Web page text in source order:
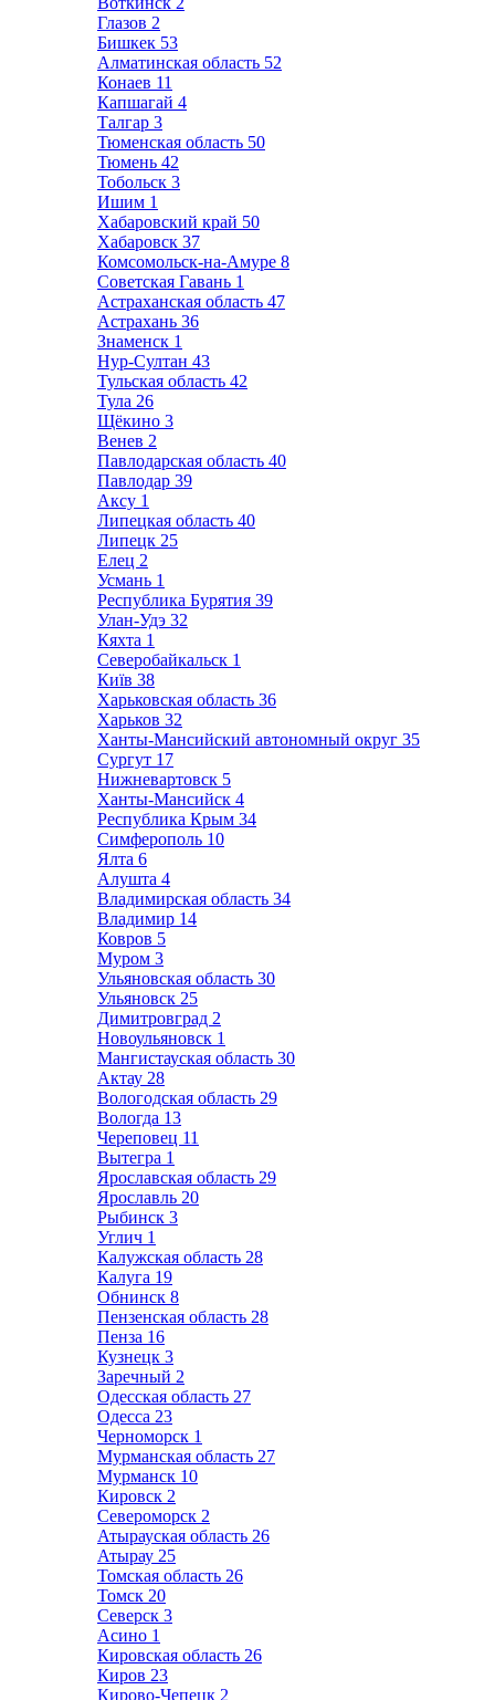
Глазов 2
Бишкек 53
Алматинская область 52
Конаев 11
Капшагай 4
Талгар 3
Тюменская область 50
Тюмень 42
Тобольск 3
Ишим 1
Хабаровский край 50
Хабаровск 37
Комсомольск-на-Амуре 8
Советская Гавань 1
Астраханская область 47
Астрахань 36
Знаменск 1
Нур-Султан 43
Тульская область 42
Тула 26
Щёкино 3
Венев 2
Павлодарская область 40
Павлодар 39
Аксу 1
Липецкая область 40
Липецк 25
Елец 2
Усмань 1
Республика Бурятия 39
Улан-Удэ 32
Кяхта 1
Северобайкальск 1
Київ 38
Харьковская область 36
Харьков 32
Ханты-Мансийский автономный округ 35
Сургут 17
Нижневартовск 5
Ханты-Мансийск 4
Республика Крым 34
Симферополь 10
Ялта 6
Алушта 4
Владимирская область 34
Владимир 14
Ковров 5
Муром 3
Ульяновская область 30
Ульяновск 25
Димитровград 2
Новоульяновск 1
Мангистауская область 30
Актау 28
Вологодская область 29
Вологда 13
Череповец 11
Вытегра 1
Ярославская область 29
Ярославль 20
Рыбинск 3
Углич 1
Калужская область 28
Калуга 19
Обнинск 8
Пензенская область 28
Пенза 16
Кузнецк 3
Заречный 2
Одесская область 27
Одесса 23
Черноморск 1
Мурманская область 27
Мурманск 10
Кировск 2
Североморск 2
Атырауская область 26
Атырау 25
Томская область 26
Томск 20
Северск 3
Асино 1
Кировская область 26
Киров 23
Кирово-Чепецк 2